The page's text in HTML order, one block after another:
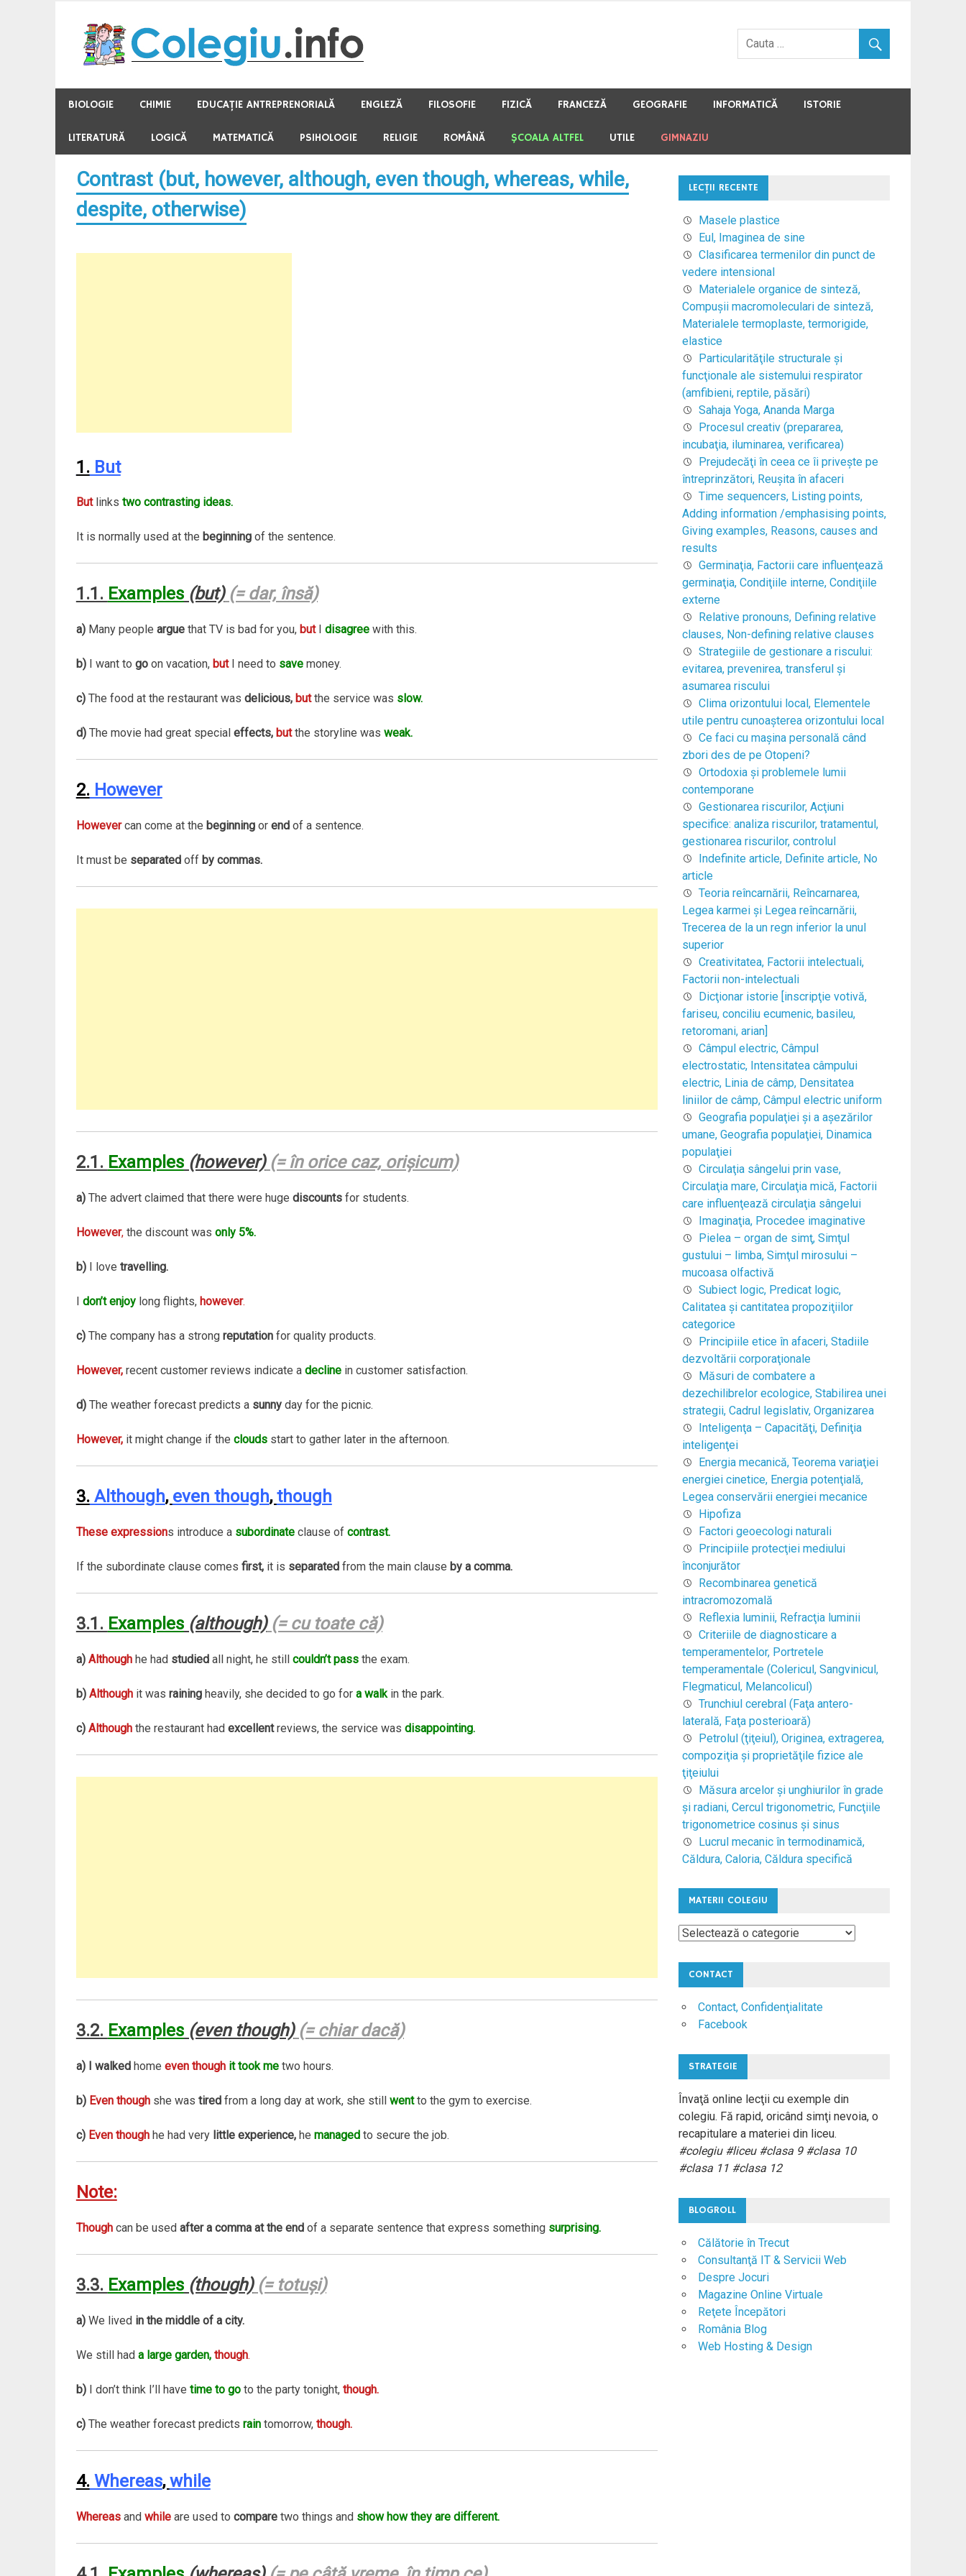
content
BIOLOGIE CHIMIE EDUCAŢIE ANTREPRENORIALĂ ENGLEZĂ FILOSOFIE FIZICĂ FRANCEZĂ GEOGRAFIE INFORMATICĂ ISTORIE
LITERATURĂ LOGICĂ MATEMATICĂ PSIHOLOGIE RELIGIE ROMÂNĂ ŞCOALA ALTFEL UTILE GIMNAZIU
Contrast (but, however, although, even though, whereas, while,
despite, otherwise)
1.But
Butlinks two contrasting ideas.
It is normally used at the beginningof the sentence.
1.1. Examples(but)(= dar, însă)
a)Many people arguethat TV is bad for you, butI disagreewith this.
b)I want to goon vacation, butI need to savemoney.
c)The food at the restaurant was delicious, butthe service was slow.
d)The movie had great special effects, butthe storyline was weak.
2.However
Howevercan come at the beginningor endof a sentence.
It must be separatedoff by commas.
2.1. Examples(however)(= în orice caz, orişicum)
a)The advert claimed that there were huge discountsfor students.
However,the discount was only 5%.
b)I love travelling.
don’t enjoylong flights, however.
c)The company has a strong reputationfor quality products.
However,recent customer reviews indicate a declinein customer satisfaction.
d)The weather forecast predicts a sunnyday for the picnic.
However,it might change if the cloudsstart to gather later in the afternoon.
3.Although, even though,though
These expressions introduce a subordinateclause of contrast.
If the subordinate clause comes first,it is separatedfrom the main clause by a comma.
3.1. Examples(although)(= cu toate că)
a) Althoughhe had studiedall night, he still couldn’t passthe exam.
b) Althoughit was rainingheavily, she decided to go for a walkin the park.
c) Althoughthe restaurant had excellentreviews, the service was disappointing.
3.2. Examples(even though)(= chiar dacă)
a) I walkedhome even though it took metwo hours.
b) Even thoughshe was tiredfrom a long day at work, she still wentto the gym to exercise.
c) Even thoughhe had very little experience,he managedto secure the job.
Note:
Though can be used after a comma at the endof a separate sentence that express something surprising.
3.3. Examples(though)(= totuşi)
a)We lived in the middle of a city.
We still had a large garden, though.
b)I don’t think I’ll have time to goto the party tonight, though.
c)The weather forecast predicts raintomorrow, though.
4.Whereas,while
Whereasand whileare used to comparetwo things and show how they are different.
LECŢII RECENTE
Masele plastice
Eul, Imaginea de sine
Clasificarea termenilor din punct de
vedere intensional
Materialele organice de sinteză,
Compuşii macromoleculari de sinteză,
Materialele termoplaste, termorigide,
elastice
Particularităţile structurale şi
funcţionale ale sistemului respirator
(amfibieni, reptile, păsări)
Sahaja Yoga, Ananda Marga
Procesul creativ (prepararea,
incubaţia, iluminarea, verificarea)
Prejudecăţi în ceea ce îi priveşte pe
întreprinzători, Reuşita în afaceri
Time sequencers, Listing points,
Adding information /emphasising points,
Giving examples, Reasons, causes and
results
Germinaţia, Factorii care influenţează
germinaţia, Condiţiile interne, Condiţiile
externe
Relative pronouns, Defining relative
clauses, Non-defining relative clauses
Strategiile de gestionare a riscului:
evitarea, prevenirea, transferul şi
asumarea riscului
Clima orizontului local, Elementele
utile pentru cunoaşterea orizontului local
Ce faci cu mașina personală când
zbori des de pe Otopeni?
Ortodoxia şi problemele lumii
contemporane
Gestionarea riscurilor, Acţiuni
specifice: analiza riscurilor, tratamentul,
gestionarea riscurilor, controlul
Indefinite article, Definite article, No
article
Teoria reîncarnării, Reîncarnarea,
Legea karmei şi Legea reîncarnării,
Trecerea de la un regn inferior la unul
superior
Creativitatea, Factorii intelectuali,
Factorii non-intelectuali
Dicţionar istorie [inscripţie votivă,
fariseu, conciliu ecumenic, basileu,
retoromani, arian]
Câmpul electric, Câmpul
electrostatic, Intensitatea câmpului
electric, Linia de câmp, Densitatea
liniilor de câmp, Câmpul electric uniform
Geografia populaţiei şi a aşezărilor
umane, Geografia populaţiei, Dinamica
populaţiei
Circulaţia sângelui prin vase,
Circulaţia mare, Circulaţia mică, Factorii
care influenţează circulaţia sângelui
Imaginaţia, Procedee imaginative
Pielea – organ de simţ, Simţul
gustului – limba, Simţul mirosului –
mucoasa olfactivă
Subiect logic, Predicat logic,
Calitatea şi cantitatea propoziţiilor
categorice
Principiile etice în afaceri, Stadiile
dezvoltării corporaţionale
Măsuri de combatere a
dezechilibrelor ecologice, Stabilirea unei
strategii, Cadrul legislativ, Organizarea
Inteligenţa – Capacităţi, Definiţia
inteligenţei
Energia mecanică, Teorema variaţiei
energiei cinetice, Energia potenţială,
Legea conservării energiei mecanice
Hipofiza
Factori geoecologi naturali
Principiile protecţiei mediului
înconjurător
Recombinarea genetică
intracromozomală
Reflexia luminii, Refracţia luminii
Criteriile de diagnosticare a
temperamentelor, Portretele
temperamentale (Colericul, Sangvinicul,
Flegmaticul, Melancolicul)
Trunchiul cerebral (Faţa antero-
laterală, Faţa posterioară)
Petrolul (ţiţeiul), Originea, extragerea,
compoziţia şi proprietăţile fizice ale
ţiţeiului
Măsura arcelor şi unghiurilor în grade
şi radiani, Cercul trigonometric, Funcţiile
trigonometrice cosinus şi sinus
Lucrul mecanic în termodinamică,
Căldura, Caloria, Căldura specifică
MATERII COLEGIU
Materii
CONTACT
Contact, Confidenţialitate
Facebook
STRATEGIE
Învaţă online lecţii cu exemple din
colegiu. Fă rapid, oricând simţi nevoia, o
recapitulare a materiei din liceu.
#colegiu #liceu #clasa 9 #clasa 10
#clasa 11 #clasa 12
BLOGROLL
Călătorie în Trecut
Consultanţă IT & Servicii Web
Despre Jocuri
Magazine Online Virtuale
Reţete Începători
România Blog
Web Hosting & Design